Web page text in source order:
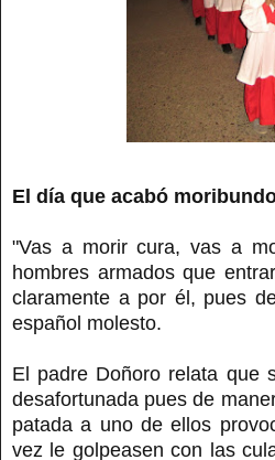
El día que acabó
"Vas a morir cura, vas a
hombres armados que
claramente a por él, pues
español molesto.
El padre Doñoro relata que
desafortunada pues de
patada a uno de ellos
vez le golpeasen con las